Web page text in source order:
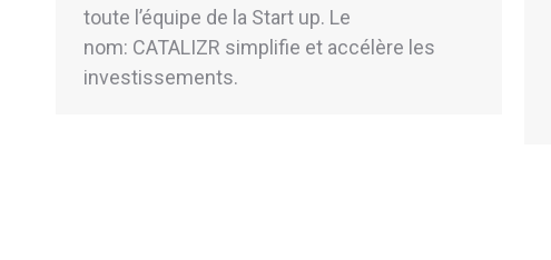
toute l’équipe de la Start up. Le
nom: CATALIZR simplifie et accélère les
investissements.